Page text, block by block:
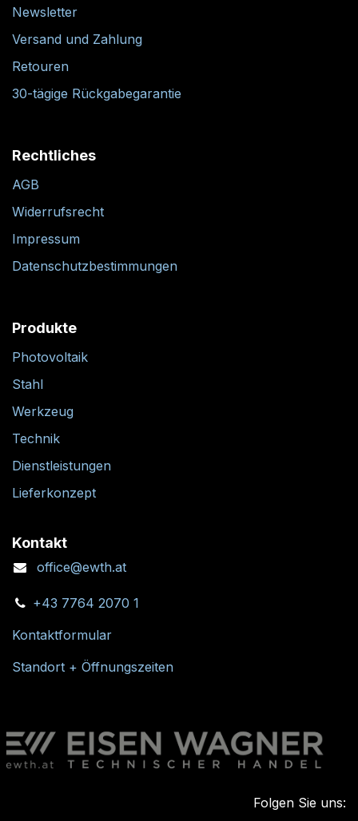
Newsletter
Versand und Zahlung
Retouren
30-tägige Rückgabegarantie
Rechtliches
AGB
Widerrufsrecht
Impressum
Datenschutzbestimmungen
Produkte
Photovoltaik
Stahl
Werkzeug
Technik
Dienstleistungen
Lieferkonzept
Kontakt
office@ewth.at
+43 7764 2070 1
Kontaktformular
Standort + Öffnungszeiten
Folgen Sie uns: